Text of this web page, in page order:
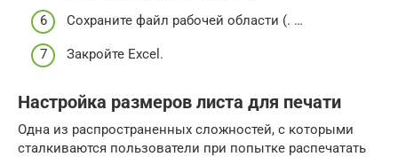
Сохраните файл рабочей области (. …
Закройте Excel.
Настройка размеров листа для печати
Одна из распространенных сложностей, с которыми
сталкиваются пользователи при попытке распечатать